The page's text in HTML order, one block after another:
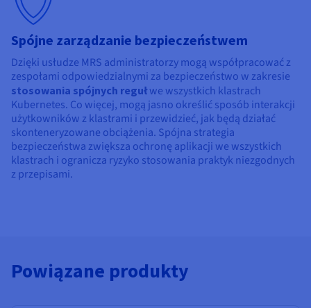
Spójne zarządzanie bezpieczeństwem
Dzięki usłudze MRS administratorzy mogą współpracować z
zespołami odpowiedzialnymi za bezpieczeństwo w zakresie
stosowania spójnych reguł we wszystkich klastrach
Kubernetes. Co więcej, mogą jasno określić sposób interakcji
użytkowników z klastrami i przewidzieć, jak będą działać
skonteneryzowane obciążenia. Spójna strategia
bezpieczeństwa zwiększa ochronę aplikacji we wszystkich
klastrach i ogranicza ryzyko stosowania praktyk niezgodnych
z przepisami.
Powiązane produkty